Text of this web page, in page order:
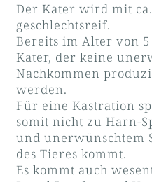
Der Kater wird mit
geschlechtsreif.
Bereits im Alter von
Kater, der keine
Nachkommen
werden.
Für eine Kastration
somit nicht zu Harn-
und unerwünschtem
des Tieres kommt.
Es kommt auch